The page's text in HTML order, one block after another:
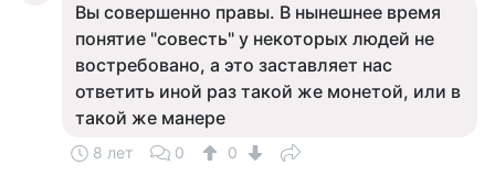
Вы совершенно правы. В нынешнее время
понятие "совесть" у некоторых людей не
востребовано, а это заставляет нас
ответить иной раз такой же монетой, или в
такой же манере
8 лет 0 0